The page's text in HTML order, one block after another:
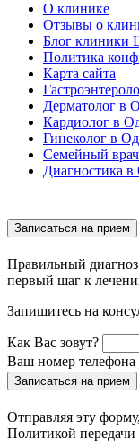
О клинике
Отзывы о
Блог клиники
Политика
Карта сайта
Дерматолог в
Кардиолог в
Гинеколог в
Семейный
Диагностика в
Записаться на прием
Правильный
первый шаг к
Запишитесь на
Как Вас зовут?
Ваш номер телефона
Записаться на прием
Отправляя эту
Политикой передачи